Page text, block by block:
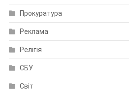
Прокуратура
Реклама
Релігія
СБУ
Світ